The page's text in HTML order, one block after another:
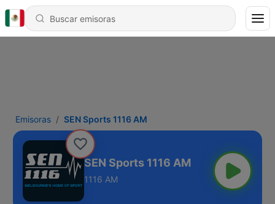
Emisoras SEN Sports 1116 AM
SEN Sports 1116 AM
1116 AM